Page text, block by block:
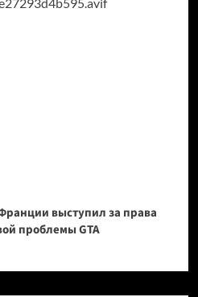
выступил за права
проблемы GTA